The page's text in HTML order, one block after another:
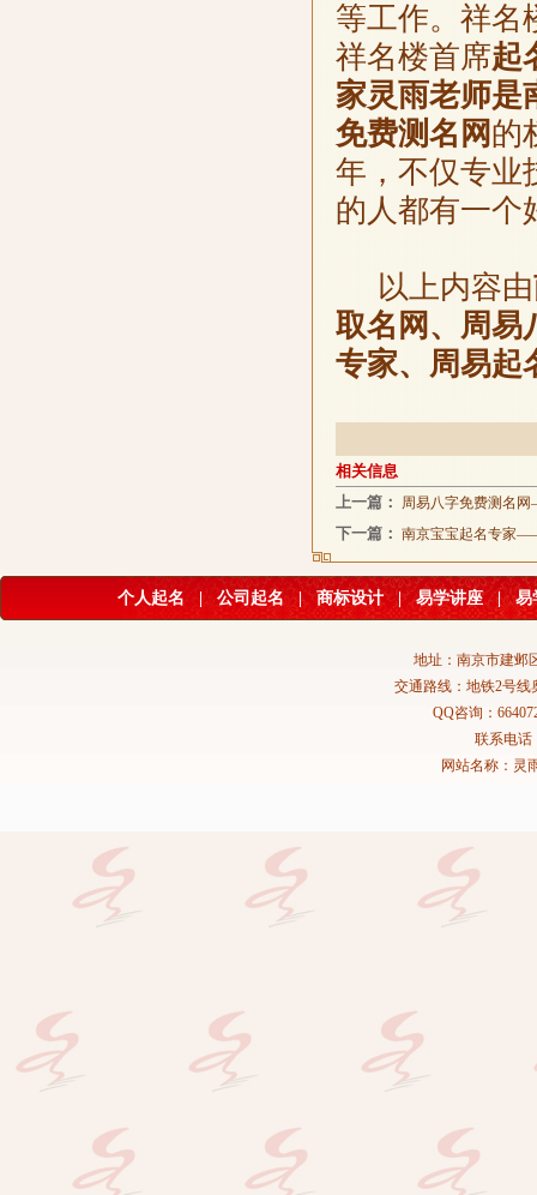
等工作。祥名
祥名楼首席起
家灵雨老师是
免费测名网的
年，不仅专业
的人都有一个
以上内容由
取名网、周易
专家、周易起
相关信息
上一篇：
周易八字免费测名
下一篇： 南京宝宝起名专家
个人起名 公司起名 | 商标设计 | 易学讲座 | 易
地址：南京市建邺
交通路线：地铁2号线
QQ咨询：
联系电话
网站名称：灵